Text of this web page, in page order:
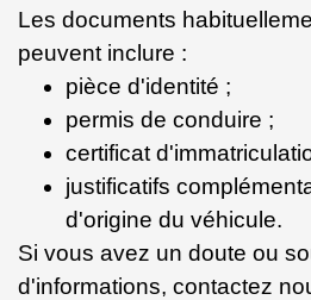
Les documents
peuvent inclure :
pièce d'identité ;
permis de conduire ;
certificat
justificatifs
d'origine du véhicule.
Si vous avez un doute ou
d'informations, contactez